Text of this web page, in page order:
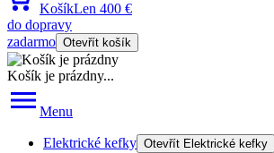
KošíkLen 400 €
do dopravy
zadarmo Otevřít košík
Košík je prázdny...
Menu
Elektrické kefky Otevřít Elektrické kefky